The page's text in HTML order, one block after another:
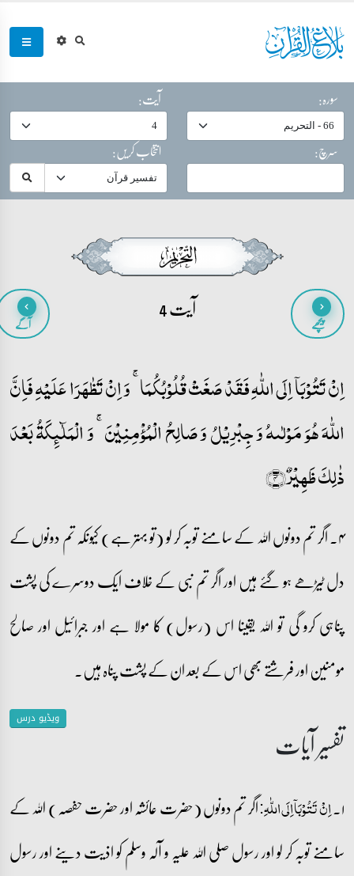
سورہ:
آیت:
سرچ:
انتخاب کریں:
پیچھے آیت 4 آگے
اِنۡ تَتُوۡبَاۤ اِلَی اللّٰہِ فَقَدۡ صَغَتۡ قُلُوۡبُکُمَا ۚ وَ اِنۡ تَظٰہَرَا عَلَیۡہِ فَاِنَّ
اللّٰہَ ہُوَ مَوۡلٰىہُ وَ جِبۡرِیۡلُ وَ صَالِحُ الۡمُؤۡمِنِیۡنَ ۚ وَ الۡمَلٰٓئِکَۃُ بَعۡدَ
ذٰلِکَ ظَہِیۡرٌ﴿۴﴾
۴۔ اگر تم دونوں اللہ کے سامنے توبہ کر لو (تو بہتر ہے) کیونکہ تم دونوں کے
دل ٹیڑھے ہو گئے ہیں اور اگر تم نبی کے خلاف ایک دوسرے کی پشت
پناہی کرو گی تو اللہ یقینا اس (رسول) کا مولا ہے اور جبرائیل اور صالح
مومنین اور فرشتے بھی اس کے بعد ان کے پشت پناہ ہیں۔
ویڈیو درس تفسیر آیات
۱۔ اِنۡ تَتُوۡبَاۤ اِلَی اللّٰہِ:اگر تم دونوں (حضرت عائشہ اور حضرت حفصہ) اللہ کے
سامنے توبہ کر لو اور رسول صلی اللہ علیہ و آلہ وسلم کو اذیت دینے اور رسول